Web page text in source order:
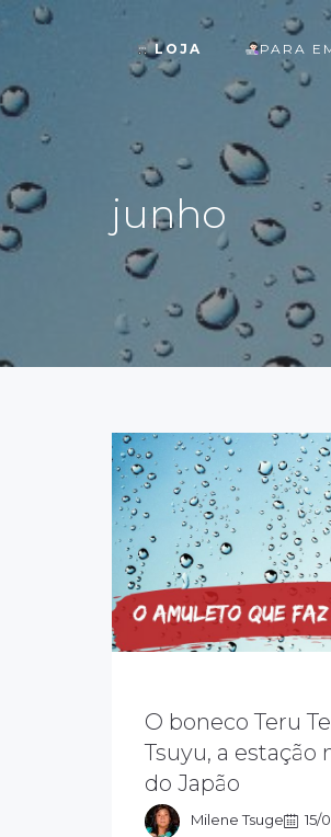
LOJA PARA
junho
O boneco Teru
Tsuyu, a estação
do Japão
Milene Tsuge
15/
extremamente quentes,
chove muito! E o que um
pano, chamado de Teru Teru
tem a ver com as chuvas?
ESPANTAR A CHUVA!